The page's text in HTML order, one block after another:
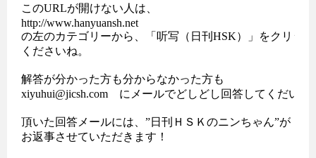
このURLが開けない人は、
http://www.hanyuansh.net
の左のカテゴリーから、「听写（日刊HSK）」をクリッ
くださいね。
解答が分かった方も分からなかった方も
xiyuhui@jicsh.com　にメールでどしどし回答してくだいさ
頂いた回答メールには、”日刊ＨＳＫのニンちゃん”が
お返事させていただきます！